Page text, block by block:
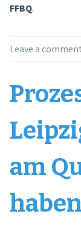
FFBQ.
Leave a
am